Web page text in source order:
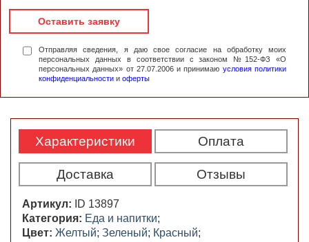
Оставить заявку
Отправляя сведения, я даю свое согласие на обработку моих
персональных данных в соответствии с законом №152-ФЗ «О
персональных данных» от 27.07.2006 и принимаю условия политики
конфиденциальности и оферты
Характеристики Оплата
Доставка Отзывы
Артикул:
ID 13897
Категория: Еда и напитки;
Цвет: Желтый; Зеленый; Красный;